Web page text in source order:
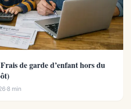
de garde d’enfant hors du
·8 min